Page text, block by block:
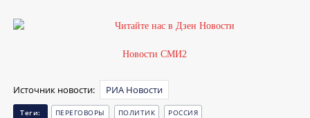
Новости СМИ2
Источник новости: РИА Новости
Теги: ПЕРЕГОВОРЫ ПОЛИТИК
РОССИЯ